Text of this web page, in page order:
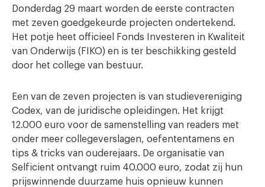
Donderdag 29 maart worden de eerste contracten
met zeven goedgekeurde projecten ondertekend.
Het potje heet officieel Fonds Investeren in Kwaliteit
van Onderwijs (FIKO) en is ter beschikking gesteld
door het college van bestuur.
Een van de zeven projecten is van studievereniging
Codex, van de juridische opleidingen. Het krijgt
12.000 euro voor de samenstelling van readers met
onder meer collegeverslagen, oefententamens en
tips & tricks van ouderejaars. De organisatie van
Selficient ontvangt ruim 40.000 euro, zodat zij hun
prijswinnende duurzame huis opnieuw kunnen